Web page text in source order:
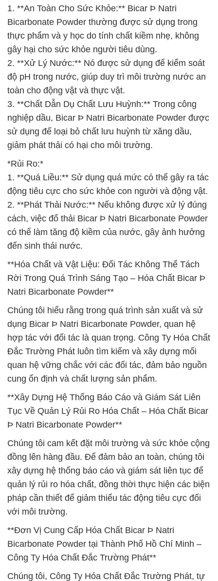
1. **An Toàn Cho Sức Khỏe:** Bicar Þ Natri
Bicarbonate Powder thường được sử dụng trong
thực phẩm và y học do tính chất kiềm nhẹ, không
gây hại cho sức khỏe người tiêu dùng.
2. **Xử Lý Nước:** Nó được sử dụng để kiểm soát
độ pH trong nước, giúp duy trì môi trường nước an
toàn cho động vật và thực vật.
3. **Chất Dẫn Dụ Chất Lưu Huỳnh:** Trong công
nghiệp dầu, Bicar Þ Natri Bicarbonate Powder được
sử dụng để loại bỏ chất lưu huỳnh từ xăng dầu,
giảm phát thải có hại cho môi trường.
*Rủi Ro:*
1. **Quá Liều:** Sử dụng quá mức có thể gây ra tác
động tiêu cực cho sức khỏe con người và động vật.
2. **Phát Thải Nước:** Nếu không được xử lý đúng
cách, việc đổ thải Bicar Þ Natri Bicarbonate Powder
có thể làm tăng độ kiềm của nước, gây ảnh hưởng
đến sinh thái nước.
**Hóa Chất và Vật Liệu: Đối Tác Không Thể Tách
Rời Trong Quá Trình Sáng Tạo – Hóa Chất Bicar Þ
Natri Bicarbonate Powder**
Chúng tôi hiểu rằng trong quá trình sản xuất và sử
dụng Bicar Þ Natri Bicarbonate Powder, quan hệ
hợp tác với đối tác là quan trọng. Công Ty Hóa Chất
Đắc Trường Phát luôn tìm kiếm và xây dựng mối
quan hệ vững chắc với các đối tác, đảm bảo nguồn
cung ổn định và chất lượng sản phẩm.
**Xây Dựng Hệ Thống Báo Cáo và Giám Sát Liên
Tục Về Quản Lý Rủi Ro Hóa Chất – Hóa Chất Bicar
Þ Natri Bicarbonate Powder**
Chúng tôi cam kết đặt môi trường và sức khỏe cộng
đồng lên hàng đầu. Để đảm bảo an toàn, chúng tôi
xây dựng hệ thống báo cáo và giám sát liên tục để
quản lý rủi ro hóa chất, đồng thời thực hiện các biện
pháp cần thiết để giảm thiểu tác động tiêu cực đối
với môi trường.
**Đơn Vị Cung Cấp Hóa Chất Bicar Þ Natri
Bicarbonate Powder tại Thành Phố Hồ Chí Minh –
Công Ty Hóa Chất Đắc Trường Phát**
Chúng tôi, Công Ty Hóa Chất Đắc Trường Phát, tự